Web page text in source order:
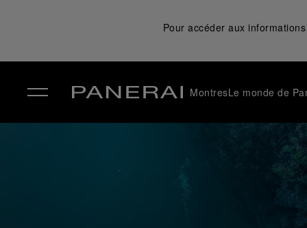
Pour accéder aux
MontresLe monde de